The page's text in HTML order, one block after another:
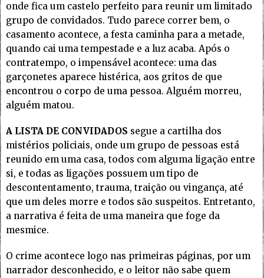
onde fica um castelo perfeito para reunir um limitado
grupo de convidados. Tudo parece correr bem, o
casamento acontece, a festa caminha para a metade,
quando cai uma tempestade e a luz acaba. Após o
contratempo, o impensável acontece: uma das
garçonetes aparece histérica, aos gritos de que
encontrou o corpo de uma pessoa. Alguém morreu,
alguém matou.
A LISTA DE CONVIDADOS segue a cartilha dos
mistérios policiais, onde um grupo de pessoas está
reunido em uma casa, todos com alguma ligação entre
si, e todas as ligações possuem um tipo de
descontentamento, trauma, traição ou vingança, até
que um deles morre e todos são suspeitos. Entretanto,
a narrativa é feita de uma maneira que foge da
mesmice.
O crime acontece logo nas primeiras páginas, por um
narrador desconhecido, e o leitor não sabe quem